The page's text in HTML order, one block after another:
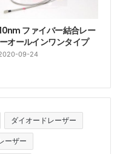
ファイバー結合レー
オールインワンタイプ
09-24
ダイオードレーザー
ーザー